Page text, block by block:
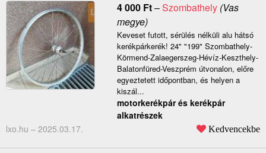
4 000 Ft–Szombathely(Vas
megye)
Keveset futott, sérülés nélküli alu hátsó
kerékpárkerék! 24" "199" Szombathely-
Körmend-Zalaegerszeg-Hévíz-Keszthely-
Balatonfüred-Veszprém útvonalon, előre
egyeztetett időpontban, és helyen a
kiszál...
motorkerékpár és kerékpár
alkatrészek
lxo.hu – 2025.03.17. Kedvencekbe